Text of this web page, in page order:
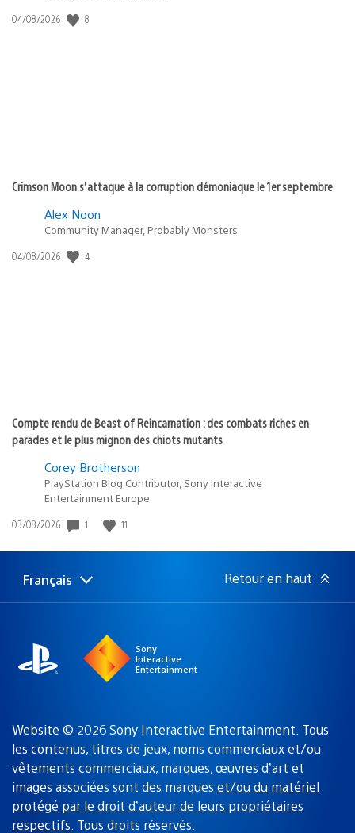
Date
04/08/2026 8
Crimson Moon s’attaque à la corruption démoniaque le 1er septembre
Alex Noon
Community Manager, Probably Monsters
Date
04/08/2026 4
Compte rendu de Beast of Reincarnation : des combats riches en
parades et le plus mignon des chiots mutants
Corey Brotherson
PlayStation Blog Contributor, Sony Interactive
Entertainment Europe
Date
publication
03/08/2026 1 11
Choisir
Région
Français Retour en haut
Sony
Interactive
Entertainment
Website © 2026 Sony Interactive Entertainment. Tous
les contenus, titres de jeux, noms commerciaux et/ou
vêtements commerciaux, marques, œuvres d’art et
images associées sont des marques et/ou du matériel
protégé par le droit d’auteur de leurs propriétaires
respectifs. Tous droits réservés.